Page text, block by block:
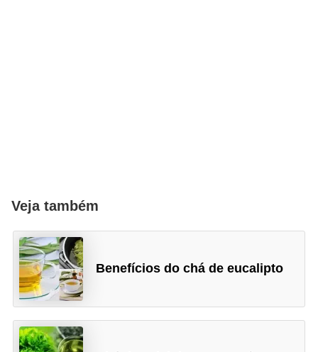
Veja também
Benefícios do chá de eucalipto